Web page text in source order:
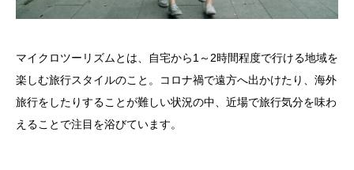
マイクロツーリズムとは、自宅から1～2時間程度で行ける地域を
楽しむ旅行スタイルのこと。コロナ禍で遠方へ出かけたり、海外
旅行をしたりすることが難しい状況の中、近場で旅行気分を味わ
えることで注目を浴びています。